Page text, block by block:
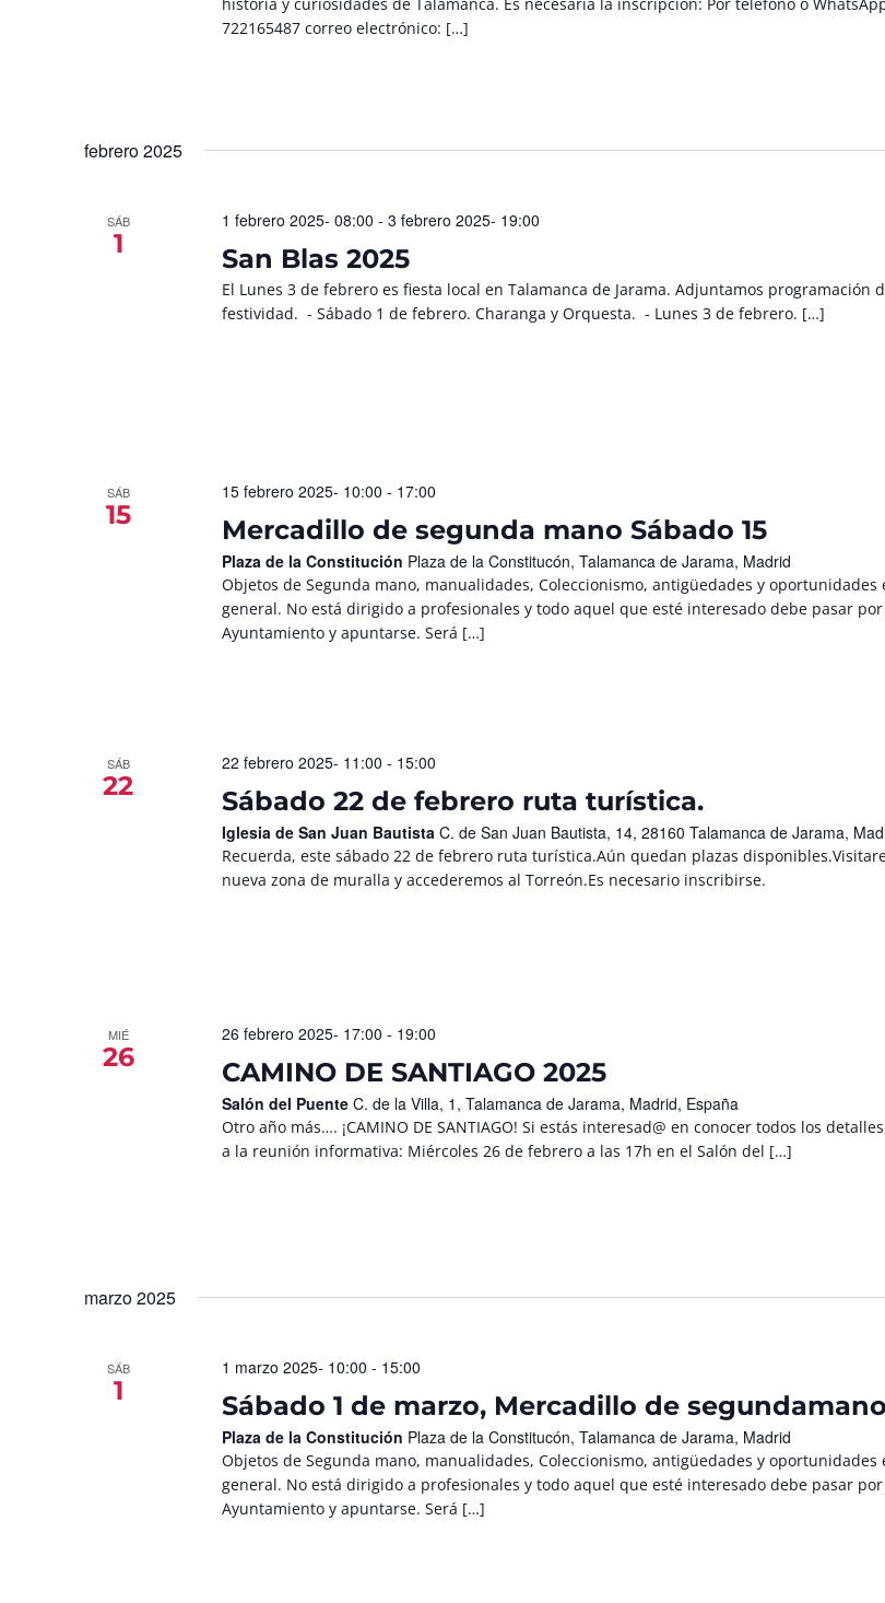
722165487 correo electrónico: […]
febrero 2025
SÁB
1 San Blas 2025
1 febrero 2025- 08:00 - 3 febrero 2025- 19:00
El Lunes 3 de febrero es fiesta local en Talamanca de Jarama. Adjuntamos programación
festividad. - Sábado 1 de febrero. Charanga y Orquesta. - Lunes 3 de febrero. […]
SÁB
15 Mercadillo de segunda mano Sábado 15
15 febrero 2025- 10:00 - 17:00
Plaza de la Constitución Plaza de la Constitucón, Talamanca de Jarama, Madrid
Objetos de Segunda mano, manualidades, Coleccionismo, antigüedades y oportunidades
general. No está dirigido a profesionales y todo aquel que esté interesado debe pasar
Ayuntamiento y apuntarse. Será […]
SÁB
22 Sábado 22 de febrero ruta turística.
22 febrero 2025- 11:00 - 15:00
Iglesia de San Juan Bautista C. de San Juan Bautista, 14, 28160 Talamanca de Jarama,
Recuerda, este sábado 22 de febrero ruta turística.Aún quedan plazas
nueva zona de muralla y accederemos al Torreón.Es necesario inscribirse.
MIÉ
26 CAMINO DE SANTIAGO 2025
26 febrero 2025- 17:00 - 19:00
Salón del Puente C. de la Villa, 1, Talamanca de Jarama, Madrid, España
Otro año más…. ¡CAMINO DE SANTIAGO! Si estás interesad@ en conocer todos los
a la reunión informativa: Miércoles 26 de febrero a las 17h en el Salón del […]
marzo 2025
SÁB
1 Sábado 1 de marzo, Mercadillo de segundamano
1 marzo 2025- 10:00 - 15:00
Plaza de la Constitución Plaza de la Constitucón, Talamanca de Jarama, Madrid
Objetos de Segunda mano, manualidades, Coleccionismo, antigüedades y oportunidades
general. No está dirigido a profesionales y todo aquel que esté interesado debe pasar
Ayuntamiento y apuntarse. Será […]